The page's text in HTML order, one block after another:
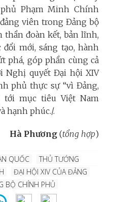
Phạm Minh Chính
viên trong Đảng bộ
đoàn kết, bản lĩnh,
mới, sáng tạo, hành
phá, góp phần cùng cả
Nghị quyết Đại hội XIV
phủ thực sự “vì Đảng,
tới mục tiêu Việt Nam
hạnh phúc./.
Hà Phương (tổng hợp)
QUỐC
THỦ TƯỚNG
ĐẠI HỘI XIV CỦA ĐẢNG
BỘ CHÍNH PHỦ